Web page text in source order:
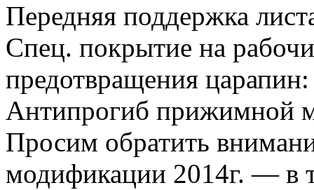
Передняя поддержка
Спец. покрытие на
предотвращения
Антипрогиб прижимной
Просим обратить
модификации 2014г. — в